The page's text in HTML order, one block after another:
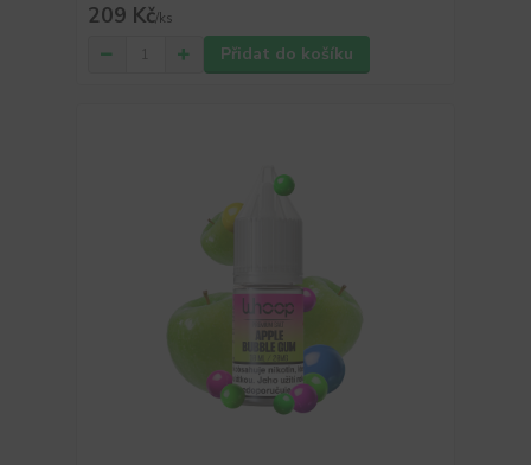
209 Kč/ks
Přidat do košíku